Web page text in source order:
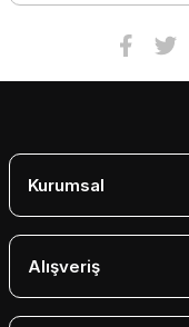
Kurumsal
Alışveriş